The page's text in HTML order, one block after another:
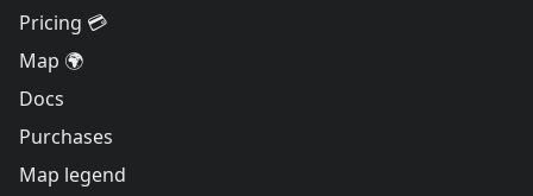
Pricing 💳
Map 🌍
Docs
Purchases
Map legend